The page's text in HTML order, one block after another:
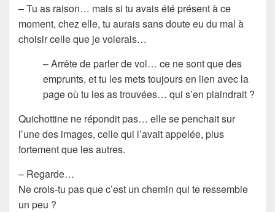
– Tu as raison… mais si tu avais été présent à ce
moment, chez elle, tu aurais sans doute eu du mal à
choisir celle que je volerais…
– Arrête de parler de vol… ce ne sont que des
emprunts, et tu les mets toujours en lien avec la
page où tu les as trouvées… qui s’en plaindrait ?
Quichottine ne répondit pas… elle se penchait sur
l’une des images, celle qui l’avait appelée, plus
fortement que les autres.
– Regarde…
Ne crois-tu pas que c’est un chemin qui te ressemble
un peu ?